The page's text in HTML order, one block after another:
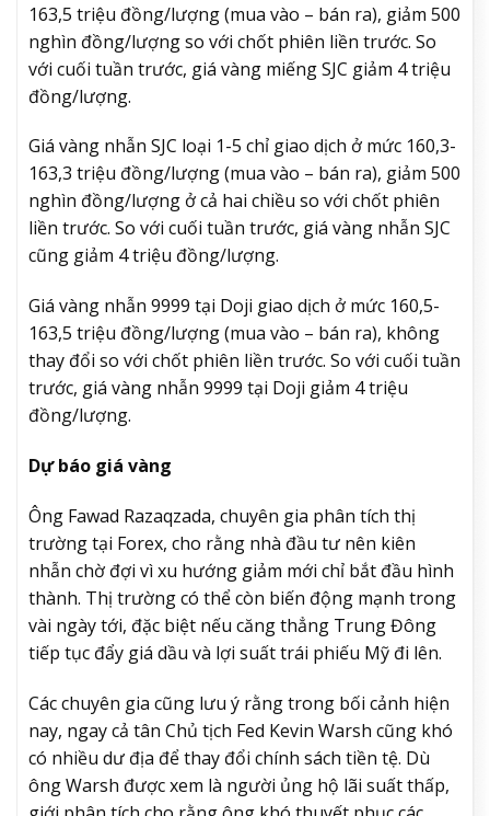
163,5 triệu đồng/lượng (mua vào – bán ra), giảm 500
nghìn đồng/lượng so với chốt phiên liền trước. So
với cuối tuần trước, giá vàng miếng SJC giảm 4 triệu
đồng/lượng.
Giá vàng nhẫn SJC loại 1-5 chỉ giao dịch ở mức 160,3-
163,3 triệu đồng/lượng (mua vào – bán ra), giảm 500
nghìn đồng/lượng ở cả hai chiều so với chốt phiên
liền trước. So với cuối tuần trước, giá vàng nhẫn SJC
cũng giảm 4 triệu đồng/lượng.
Giá vàng nhẫn 9999 tại Doji giao dịch ở mức 160,5-
163,5 triệu đồng/lượng (mua vào – bán ra), không
thay đổi so với chốt phiên liền trước. So với cuối tuần
trước, giá vàng nhẫn 9999 tại Doji giảm 4 triệu
đồng/lượng.
Dự báo giá vàng
Ông Fawad Razaqzada, chuyên gia phân tích thị
trường tại Forex, cho rằng nhà đầu tư nên kiên
nhẫn chờ đợi vì xu hướng giảm mới chỉ bắt đầu hình
thành. Thị trường có thể còn biến động mạnh trong
vài ngày tới, đặc biệt nếu căng thẳng Trung Đông
tiếp tục đẩy giá dầu và lợi suất trái phiếu Mỹ đi lên.
Các chuyên gia cũng lưu ý rằng trong bối cảnh hiện
nay, ngay cả tân Chủ tịch Fed Kevin Warsh cũng khó
có nhiều dư địa để thay đổi chính sách tiền tệ. Dù
ông Warsh được xem là người ủng hộ lãi suất thấp,